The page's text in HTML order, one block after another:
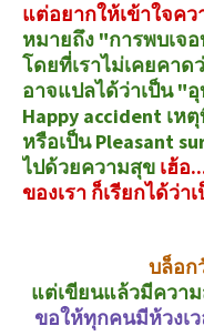
แต่อยากให้เข้าใจค
หมายถึง "การพบเจ
โดยที่เราไม่เคยคา
อาจแปลได้ว่าเป็น "
Happy accident เ
หรือเป็น Pleasant
ไปด้วยความสุข เฮ้อ
ของเรา ก็เรียกได้ว่า
บล็อก
แต่เขียนแล้วมีควา
ขอให้ทุกคนมีห้วงเ